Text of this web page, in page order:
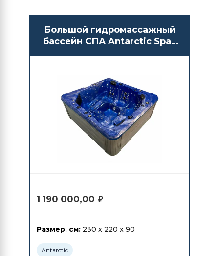
Большой гидромассажный
бассейн СПА Antarctic Spas
1 190 000,00 ₽
Размер, см: 230 x 220 x 90
Antarctic